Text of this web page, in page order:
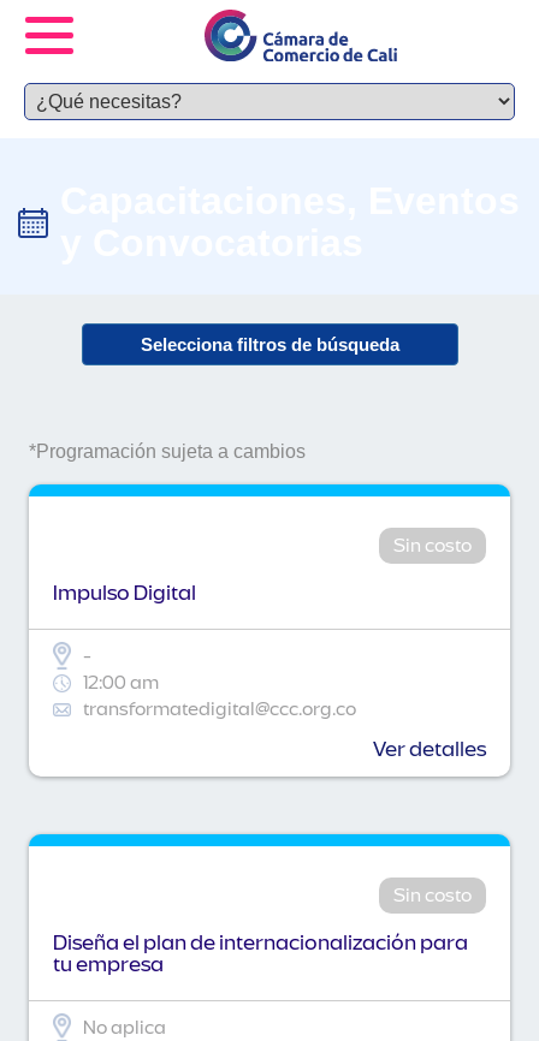
Selecciona filtros de búsqueda
*Programación sujeta a cambios
Sin costo
Impulso Digital
-
12:00 am
transformatedigital@ccc.org.co
Ver detalles
Sin costo
Diseña el plan de internacionalización para
tu empresa
No aplica